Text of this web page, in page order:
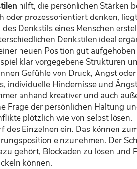
hilft, die persönlichen Stärken
prozessorientiert denken,
Denkstils eines Menschen
Denkstilen ideal
neuen Position gut
klar vorgegebene Strukturen
Gefühle von Druck, Angst
individuelle Hindernisse und
anhand kreativer und auch
der persönlichen Haltung
plötzlich wie von selbst lösen.
des Einzelnen ein. Das können
einzunehmen. Der
gehört, Blockaden zu lösen und
können.